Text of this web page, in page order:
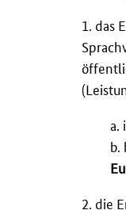
1. das
a.
b.
2. die